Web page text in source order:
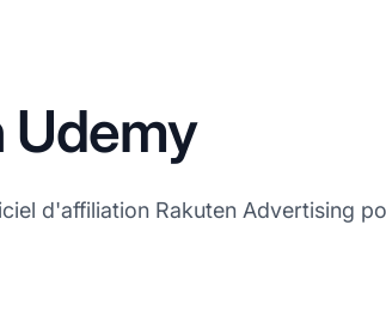
Udemy
d'affiliation Rakuten Advertising